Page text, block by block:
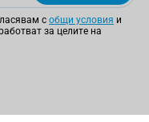
с общи условия и
за целите на